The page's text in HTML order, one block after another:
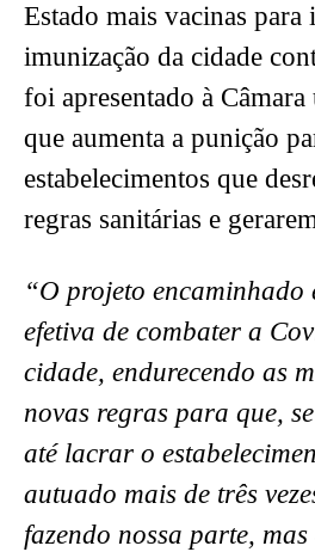
Estado mais vacinas
imunização da cidade
foi apresentado à
que aumenta a punição
estabelecimentos que
regras sanitárias e
“O projeto encaminhado
efetiva de combater a
cidade, endurecendo as
novas regras para que,
até lacrar o
autuado mais de três
fazendo nossa parte,